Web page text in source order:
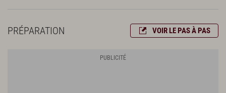
PRÉPARATION VOIR LE PAS À PAS